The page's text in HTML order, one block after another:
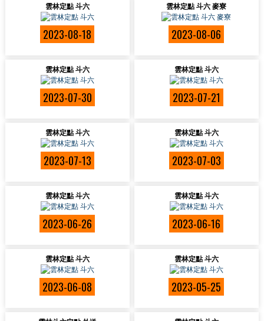
雲林定點 斗六
2023-08-18
雲林定點 斗六 麥寮
2023-08-06
雲林定點 斗六
2023-07-30
雲林定點 斗六
2023-07-21
雲林定點 斗六
2023-07-13
雲林定點 斗六
2023-07-03
雲林定點 斗六
2023-06-26
雲林定點 斗六
2023-06-16
雲林定點 斗六
2023-06-08
雲林定點 斗六
2023-05-25